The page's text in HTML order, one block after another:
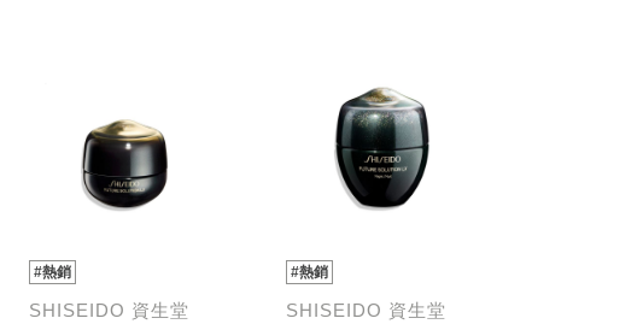
#熱銷
SHISEIDO 資生堂
#熱銷
SHISEIDO 資生堂